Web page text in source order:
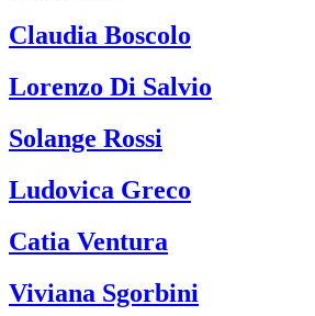
Claudia Boscolo
Lorenzo Di Salvio
Solange Rossi
Ludovica Greco
Catia Ventura
Viviana Sgorbini